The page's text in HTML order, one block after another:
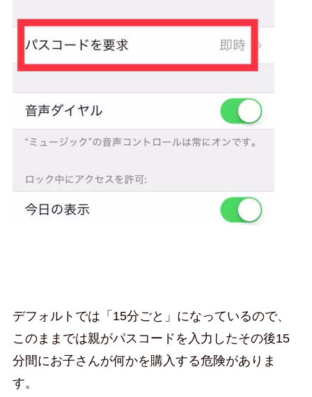
デフォルトでは「15分ごと」になっているので、
このままでは親がパスコードを入力したその後15
分間にお子さんが何かを購入する危険がありま
す。